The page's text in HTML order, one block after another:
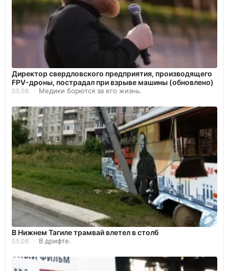
Директор свердловского предприятия, производящего
FPV-дроны, пострадал при взрыве машины (обновлено)
05.08 Медики борются за его жизнь.
В Нижнем Тагиле трамвай влетел в столб
05.08 В дрифте.